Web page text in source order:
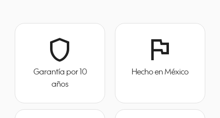
shield
Garantía por 10
años
flag
Hecho en México